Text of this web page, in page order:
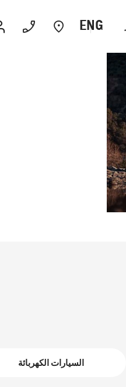
ENG
سيلفرادو LD
أداء يرتقي لتوقعاتك.
السيارات الكهربائة